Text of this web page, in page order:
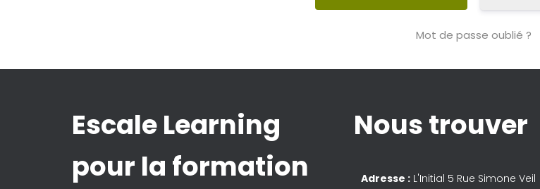
Mot de passe oublié ?
Escale Learning
pour la formation
Nous trouver
Adresse : L'Initial 5 Rue Simone Veil